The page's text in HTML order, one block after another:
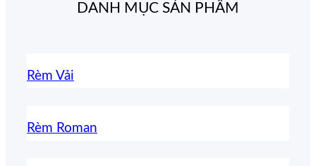
DANH MỤC SẢN PHẨM
Rèm Vải
Rèm Roman